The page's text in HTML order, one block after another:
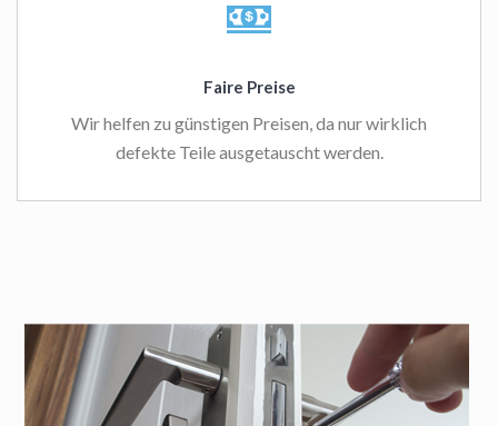
Faire Preise
Wir helfen zu günstigen Preisen, da nur wirklich
defekte Teile ausgetauscht werden.